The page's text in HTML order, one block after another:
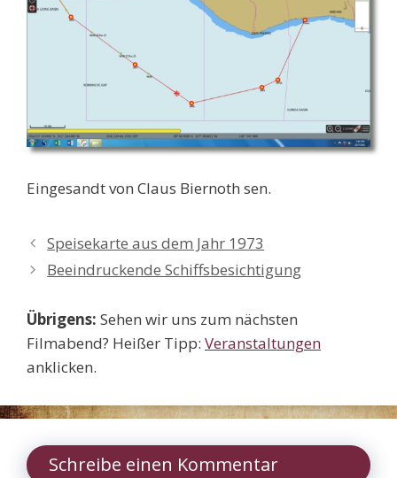
Eingesandt von Claus Biernoth sen.
Speisekarte aus dem Jahr 1973
Beeindruckende Schiffsbesichtigung
Übrigens: Sehen wir uns zum nächsten
Filmabend? Heißer Tipp: Veranstaltungen
anklicken.
Schreibe einen Kommentar